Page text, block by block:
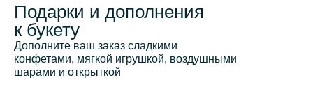
Подарки и дополнения
к букету
Дополните ваш заказ сладкими
конфетами, мягкой игрушкой, воздушными
шарами и открыткой